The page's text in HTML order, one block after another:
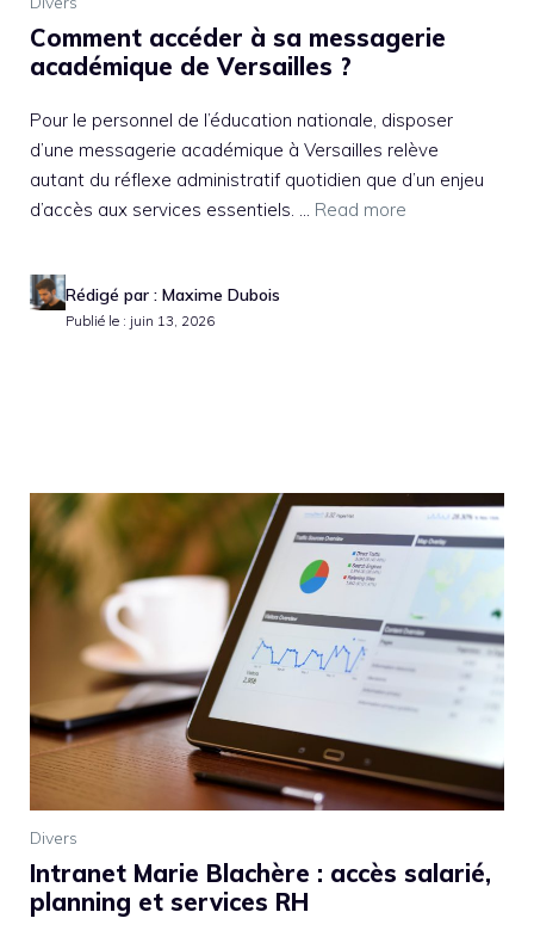
Comment accéder à sa messagerie
académique de Versailles ?
Pour le personnel de l’éducation nationale, disposer
d’une messagerie académique à Versailles relève
autant du réflexe administratif quotidien que d’un enjeu
d’accès aux services essentiels. ... Read more
Rédigé par : Maxime Dubois
Publié le : juin 13, 2026
Divers
Intranet Marie Blachère : accès salarié,
planning et services RH